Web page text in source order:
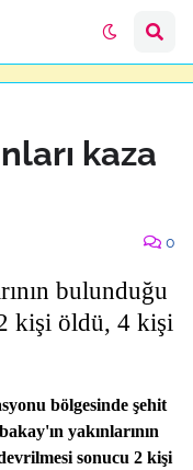
kaza
0
bulunduğu
kişi öldü, 4 kişi
bölgesinde şehit
yakınlarının
sonucu 2 kişi